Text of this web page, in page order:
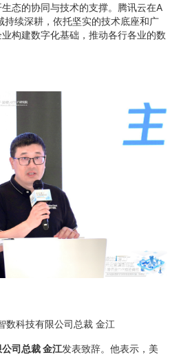
态的协同与技术的支撑。腾讯云在A
持续深耕，依托坚实的技术底座和广
构建数字化基础，推动各行各业的数
数科技有限公司总裁 金江
司总裁 金江发表致辞。他表示，美